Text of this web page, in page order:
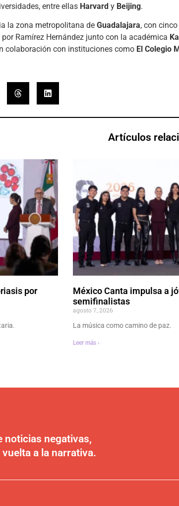
entre ellas Harvard y Beijing.
la zona metropolitana de Guadalajara, con
Ramírez Hernández junto con la académica
colaboración con instituciones como El Colegio
Artículos
por
México Canta impulsa a
semifinalistas
agosto 7, 2026
La música como camino de paz.
Leer más ›
noticias negativas,
a la narrativa.